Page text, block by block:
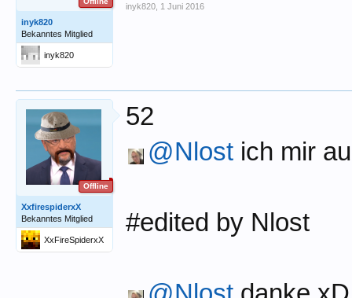
inyk820
Bekanntes Mitglied
inyk820
inyk820 1 Juni 2016
Offline
XxfirespiderxX
Bekanntes Mitglied
XxFireSpiderxX
52
@Nlost ich mir
#edited by Nlost